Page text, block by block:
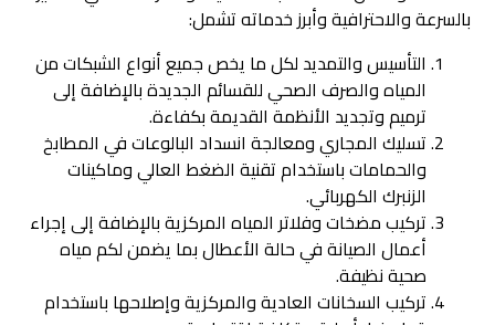
بالسرعة والاحترافية وأبرز خدماته تشمل:
التأسيس والتمديد لكل ما يخص جميع أنواع الشبكات من
المياه والصرف الصحي للقسائم الجديدة بالإضافة إلى
ترميم وتجديد الأنظمة القديمة بكفاءة.
تسليك المجاري ومعالجة انسداد البالوعات في المطابخ
والحمامات باستخدام تقنية الضغط العالي وماكينات
الزنبرك الكهربائي.
تركيب مضخات وفلاتر المياه المركزية بالإضافة إلى إجراء
أعمال الصيانة في حالة الأعطال بما يضمن لكم مياه
صحية نظيفة.
تركيب السخانات العادية والمركزية وإصلاحها باستخدام